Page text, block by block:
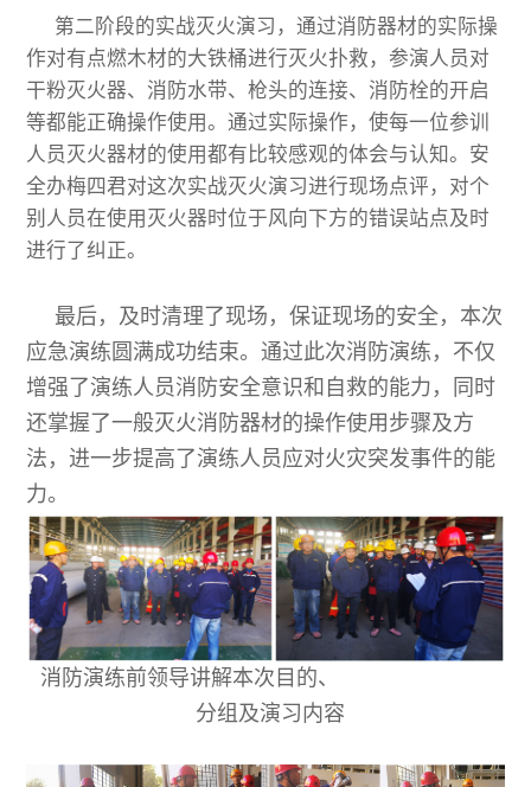
第二阶段的实战灭火演习，通过消防器材的实际操
作对有点燃木材的大铁桶进行灭火扑救，参演人员对
干粉灭火器、消防水带、枪头的连接、消防栓的开启
等都能正确操作使用。通过实际操作，使每一位参训
人员灭火器材的使用都有比较感观的体会与认知。安
全办梅四君对这次实战灭火演习进行现场点评，对个
别人员在使用灭火器时位于风向下方的错误站点及时
进行了纠正。
最后，及时清理了现场，保证现场的安全，本次
应急演练圆满成功结束。通过此次消防演练，不仅
增强了演练人员消防安全意识和自救的能力，同时
还掌握了一般灭火消防器材的操作使用步骤及方
法，进一步提高了演练人员应对火灾突发事件的能
力。
消防演练前领导讲解本次目的、
分组及演习内容